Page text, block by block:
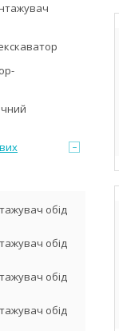
обід
обід
обід
обід